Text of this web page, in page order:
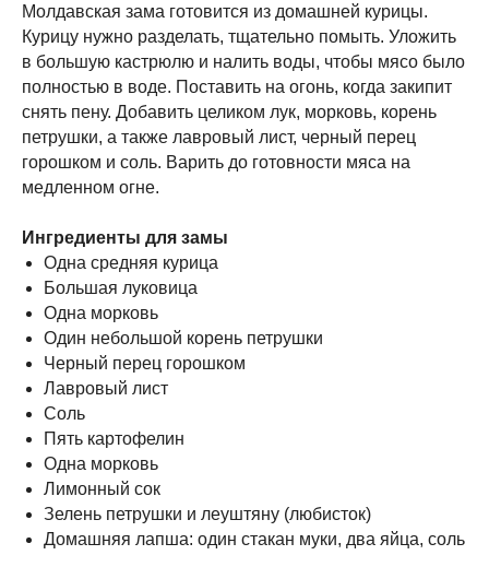
Молдавская зама готовится из домашней курицы.
Курицу нужно разделать, тщательно помыть. Уложить
в большую кастрюлю и налить воды, чтобы мясо было
полностью в воде. Поставить на огонь, когда закипит
снять пену. Добавить целиком лук, морковь, корень
петрушки, а также лавровый лист, черный перец
горошком и соль. Варить до готовности мяса на
медленном огне.
Ингредиенты для замы
Одна средняя курица
Большая луковица
Одна морковь
Один небольшой корень петрушки
Черный перец горошком
Лавровый лист
Соль
Пять картофелин
Одна морковь
Лимонный сок
Зелень петрушки и леуштяну (любисток)
Домашняя лапша: один стакан муки, два яйца, соль